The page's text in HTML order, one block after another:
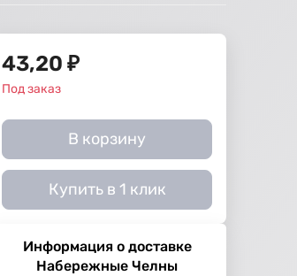
43,20 ₽
Под заказ
В корзину
Купить в 1 клик
Информация о доставке
Набережные Челны